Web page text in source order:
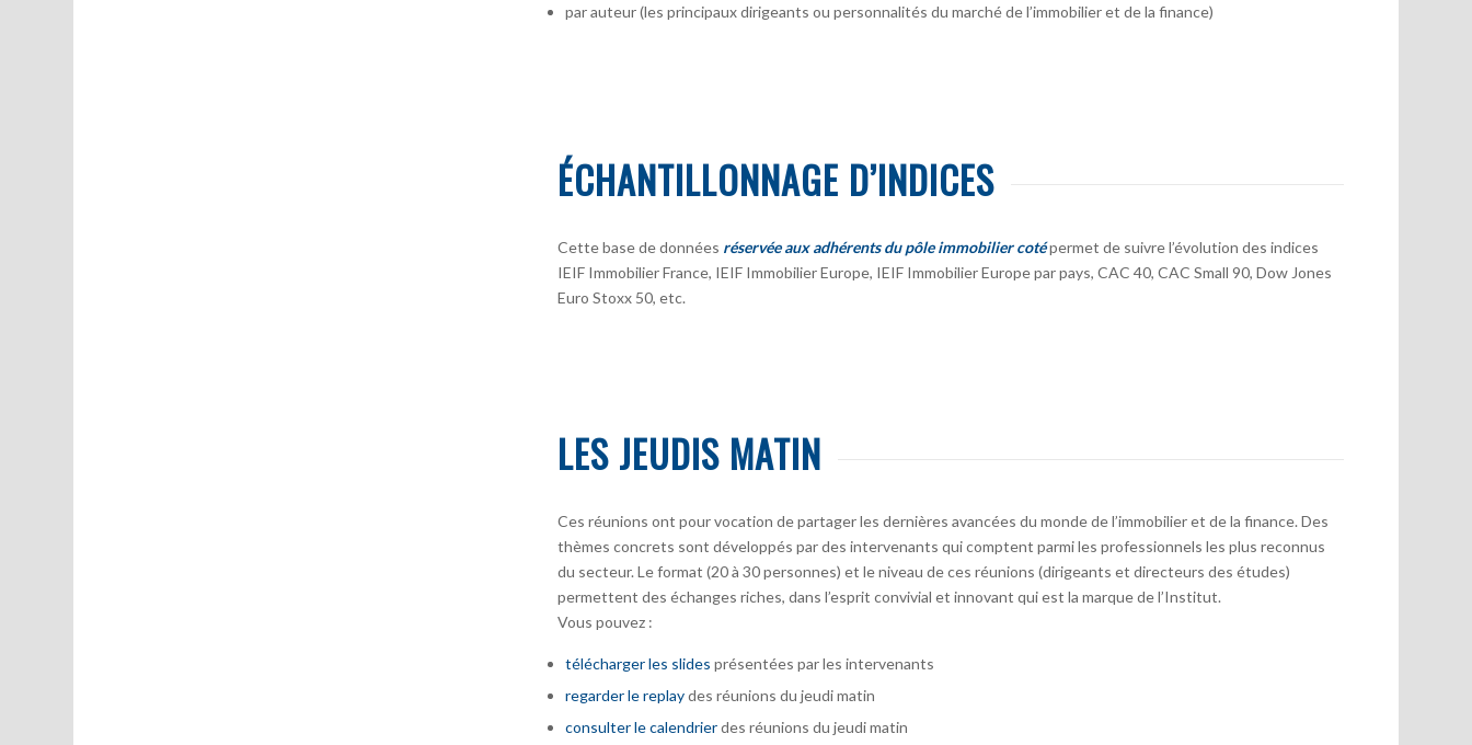
par auteur(les principaux dirigeants ou personnalités du marché de l’immobilier et de la finance)
ÉCHANTILLONNAGE D’INDICES
Cette base de données réservée aux adhérents du pôle immobilier cotépermet de suivre l’évolution des indices
IEIF Immobilier France, IEIF Immobilier Europe, IEIF Immobilier Europe par pays, CAC 40, CAC Small 90, Dow Jones
Euro Stoxx 50, etc.
LES JEUDIS MATIN
Ces réunions ont pour vocation de partager les dernières avancées du monde de l’immobilier et de la finance. Des
thèmes concrets sont développés par des intervenants qui comptent parmi les professionnels les plus reconnus
du secteur. Le format (20 à 30 personnes) et le niveau de ces réunions (dirigeants et directeurs des études)
permettent des échanges riches, dans l’esprit convivial et innovant qui est la marque de l’Institut.
Vous pouvez :
téléchargerles slides présentées par les intervenants
regarder le replaydes réunions du jeudi matin
consulter le calendrierdes réunions du jeudi matin